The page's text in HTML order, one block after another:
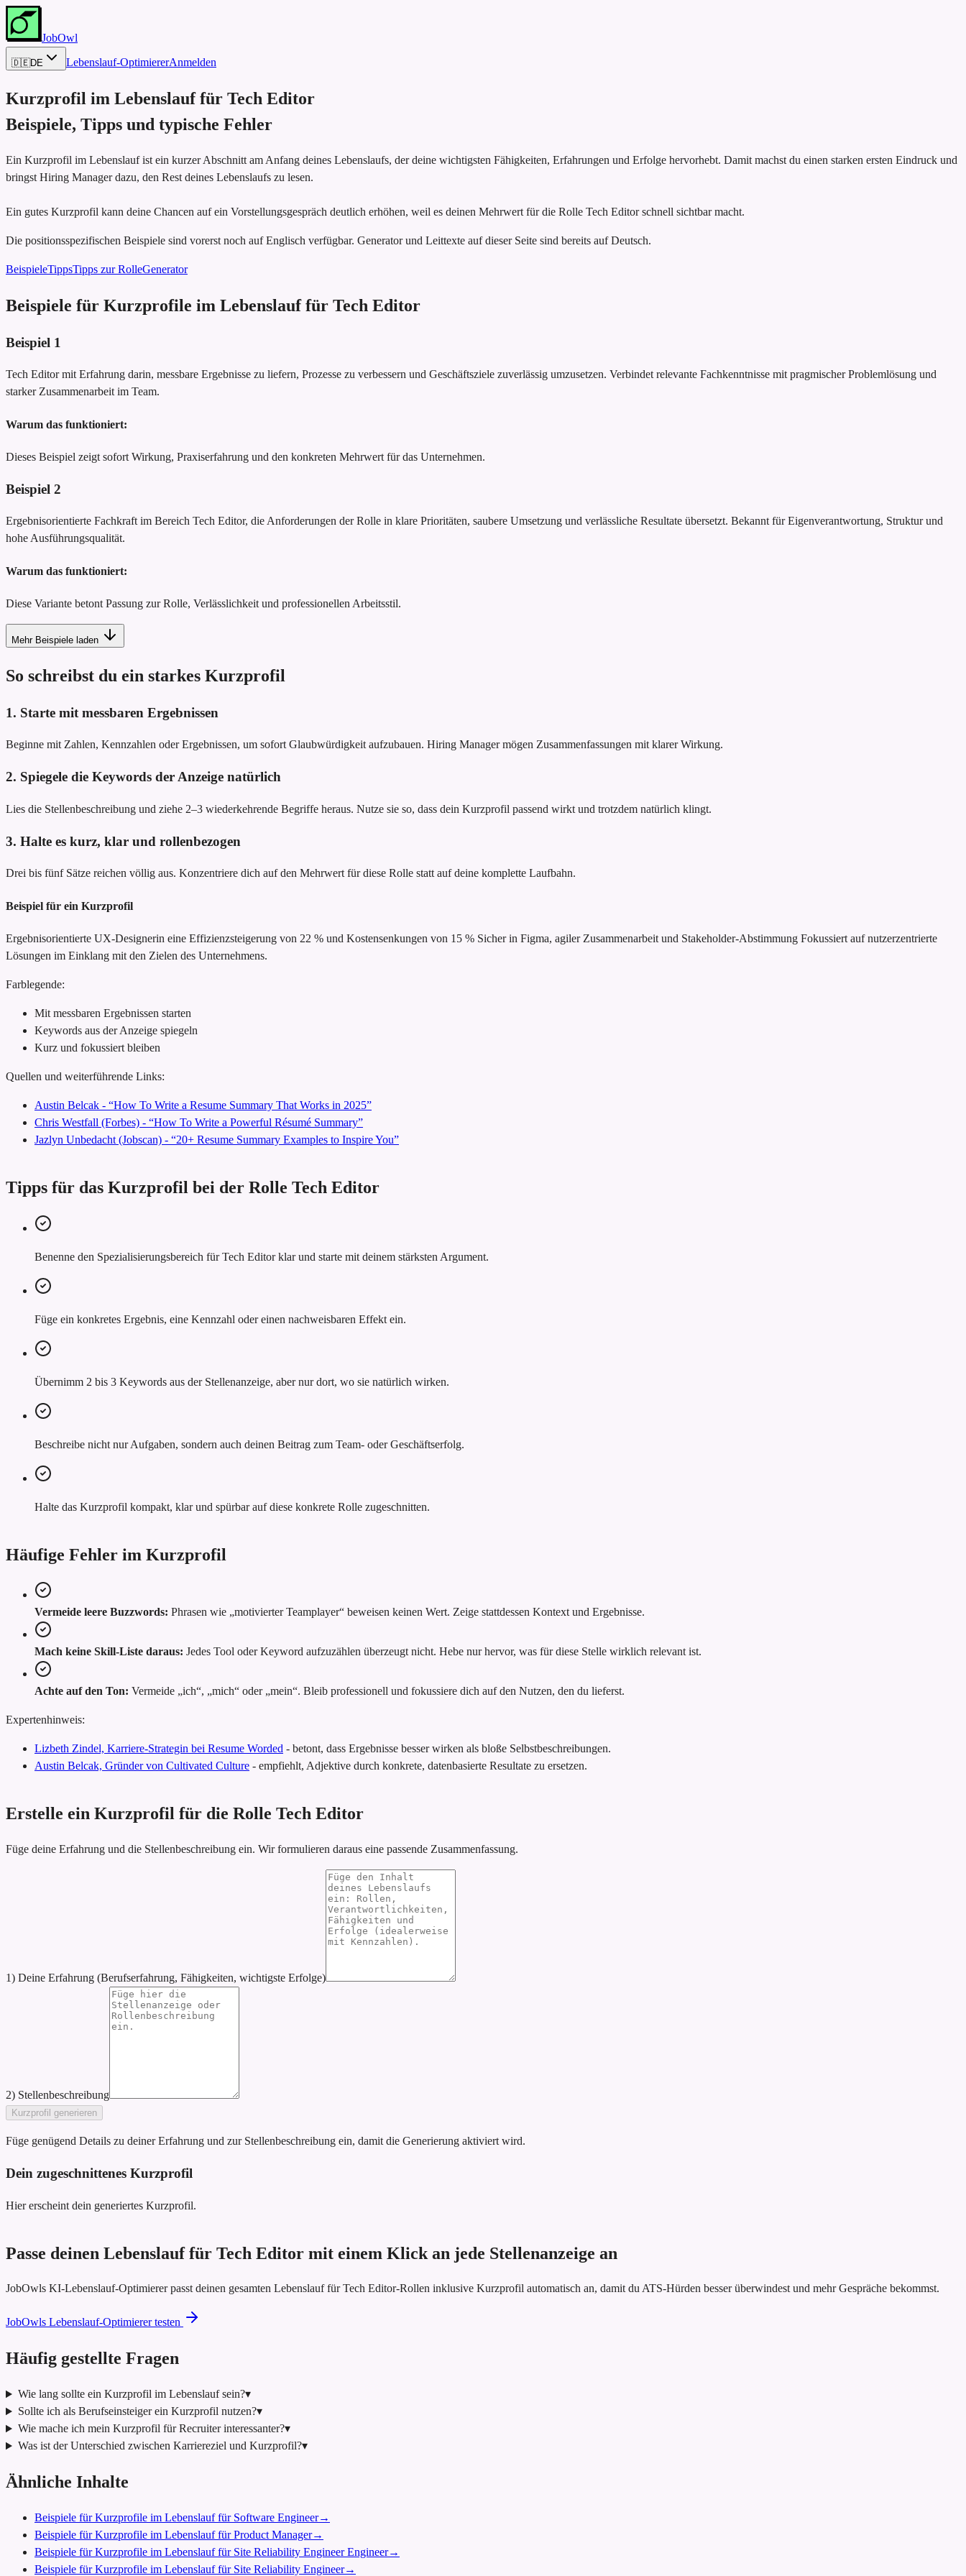
JobOwl
🇩🇪DE Lebenslauf-OptimiererAnmelden
Kurzprofil im Lebenslauf für Tech Editor
Beispiele, Tipps und typische Fehler
Ein Kurzprofil im Lebenslauf ist ein kurzer Abschnitt am Anfang deines Lebenslaufs, der deine wichtigsten Fähigkeiten, Erfahrungen und Erfolge hervorhebt. Damit machst du einen starken ersten Eindruck und
bringst Hiring Manager dazu, den Rest deines Lebenslaufs zu lesen.
Ein gutes Kurzprofil kann deine Chancen auf ein Vorstellungsgespräch deutlich erhöhen, weil es deinen Mehrwert für die Rolle Tech Editor schnell sichtbar macht.
Die positionsspezifischen Beispiele sind vorerst noch auf Englisch verfügbar. Generator und Leittexte auf dieser Seite sind bereits auf Deutsch.
BeispieleTippsTipps zur RolleGenerator
Beispiele für Kurzprofile im Lebenslauf für Tech Editor
Beispiel 1
Tech Editor mit Erfahrung darin, messbare Ergebnisse zu liefern, Prozesse zu verbessern und Geschäftsziele zuverlässig umzusetzen. Verbindet relevante Fachkenntnisse mit pragmischer Problemlösung und
starker Zusammenarbeit im Team.
Warum das funktioniert:
Dieses Beispiel zeigt sofort Wirkung, Praxiserfahrung und den konkreten Mehrwert für das Unternehmen.
Beispiel 2
Ergebnisorientierte Fachkraft im Bereich Tech Editor, die Anforderungen der Rolle in klare Prioritäten, saubere Umsetzung und verlässliche Resultate übersetzt. Bekannt für Eigenverantwortung, Struktur und
hohe Ausführungsqualität.
Warum das funktioniert:
Diese Variante betont Passung zur Rolle, Verlässlichkeit und professionellen Arbeitsstil.
Mehr Beispiele laden
So schreibst du ein starkes Kurzprofil
1. Starte mit messbaren Ergebnissen
Beginne mit Zahlen, Kennzahlen oder Ergebnissen, um sofort Glaubwürdigkeit aufzubauen. Hiring Manager mögen Zusammenfassungen mit klarer Wirkung.
2. Spiegele die Keywords der Anzeige natürlich
Lies die Stellenbeschreibung und ziehe 2–3 wiederkehrende Begriffe heraus. Nutze sie so, dass dein Kurzprofil passend wirkt und trotzdem natürlich klingt.
3. Halte es kurz, klar und rollenbezogen
Drei bis fünf Sätze reichen völlig aus. Konzentriere dich auf den Mehrwert für diese Rolle statt auf deine komplette Laufbahn.
Beispiel für ein Kurzprofil
Ergebnisorientierte UX-Designerin eine Effizienzsteigerung von 22 % und Kostensenkungen von 15 % Sicher in Figma, agiler Zusammenarbeit und Stakeholder-Abstimmung Fokussiert auf nutzerzentrierte
Lösungen im Einklang mit den Zielen des Unternehmens.
Farblegende:
Mit messbaren Ergebnissen starten
Keywords aus der Anzeige spiegeln
Kurz und fokussiert bleiben
Quellen und weiterführende Links:
Austin Belcak - “How To Write a Resume Summary That Works in 2025”
Chris Westfall (Forbes) - “How To Write a Powerful Résumé Summary”
Jazlyn Unbedacht (Jobscan) - “20+ Resume Summary Examples to Inspire You”
Tipps für das Kurzprofil bei der Rolle Tech Editor
Benenne den Spezialisierungsbereich für Tech Editor klar und starte mit deinem stärksten Argument.
Füge ein konkretes Ergebnis, eine Kennzahl oder einen nachweisbaren Effekt ein.
Übernimm 2 bis 3 Keywords aus der Stellenanzeige, aber nur dort, wo sie natürlich wirken.
Beschreibe nicht nur Aufgaben, sondern auch deinen Beitrag zum Team- oder Geschäftserfolg.
Halte das Kurzprofil kompakt, klar und spürbar auf diese konkrete Rolle zugeschnitten.
Häufige Fehler im Kurzprofil
Vermeide leere Buzzwords: Phrasen wie „motivierter Teamplayer“ beweisen keinen Wert. Zeige stattdessen Kontext und Ergebnisse.
Mach keine Skill-Liste daraus: Jedes Tool oder Keyword aufzuzählen überzeugt nicht. Hebe nur hervor, was für diese Stelle wirklich relevant ist.
Achte auf den Ton: Vermeide „ich“, „mich“ oder „mein“. Bleib professionell und fokussiere dich auf den Nutzen, den du lieferst.
Expertenhinweis:
Lizbeth Zindel, Karriere-Strategin bei Resume Worded - betont, dass Ergebnisse besser wirken als bloße Selbstbeschreibungen.
Austin Belcak, Gründer von Cultivated Culture - empfiehlt, Adjektive durch konkrete, datenbasierte Resultate zu ersetzen.
Erstelle ein Kurzprofil für die Rolle Tech Editor
Füge deine Erfahrung und die Stellenbeschreibung ein. Wir formulieren daraus eine passende Zusammenfassung.
1) Deine Erfahrung (Berufserfahrung, Fähigkeiten, wichtigste Erfolge)
2) Stellenbeschreibung
Kurzprofil generieren
Füge genügend Details zu deiner Erfahrung und zur Stellenbeschreibung ein, damit die Generierung aktiviert wird.
Dein zugeschnittenes Kurzprofil
Hier erscheint dein generiertes Kurzprofil.
Passe deinen Lebenslauf für Tech Editor mit einem Klick an jede Stellenanzeige an
JobOwls KI-Lebenslauf-Optimierer passt deinen gesamten Lebenslauf für Tech Editor-Rollen inklusive Kurzprofil automatisch an, damit du ATS-Hürden besser überwindest und mehr Gespräche bekommst.
JobOwls Lebenslauf-Optimierer testen
Häufig gestellte Fragen
Wie lang sollte ein Kurzprofil im Lebenslauf sein?▾
Sollte ich als Berufseinsteiger ein Kurzprofil nutzen?▾
Wie mache ich mein Kurzprofil für Recruiter interessanter?▾
Was ist der Unterschied zwischen Karriereziel und Kurzprofil?▾
Ähnliche Inhalte
Beispiele für Kurzprofile im Lebenslauf für Software Engineer→
Beispiele für Kurzprofile im Lebenslauf für Product Manager→
Beispiele für Kurzprofile im Lebenslauf für Site Reliability Engineer Engineer→
Beispiele für Kurzprofile im Lebenslauf für Site Reliability Engineer→